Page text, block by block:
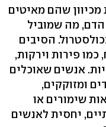
מכיוון שהם מאיטים
מה שמוביל
הסיבים
פירות וירקות,
אנשים שאוכלים
ומזוקקים,
שימורים או
יחסית לאנשים